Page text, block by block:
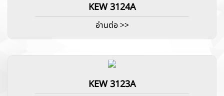
KEW 3124A
อ่านต่อ >>
KEW 3123A